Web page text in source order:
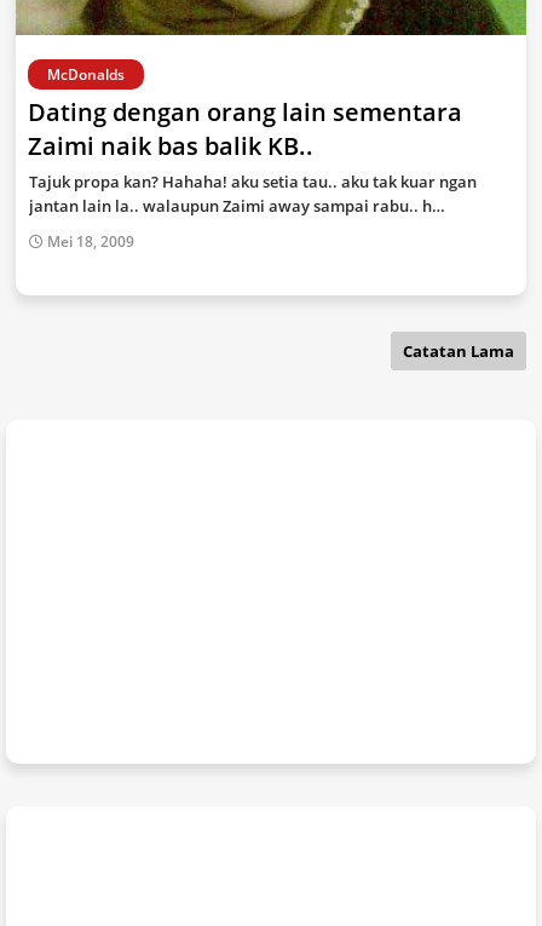
McDonalds
Dating dengan orang lain sementara
Zaimi naik bas balik KB..
Tajuk propa kan? Hahaha! aku setia tau.. aku tak kuar ngan
jantan lain la.. walaupun Zaimi away sampai rabu.. h…
Mei 18, 2009
Catatan Lama